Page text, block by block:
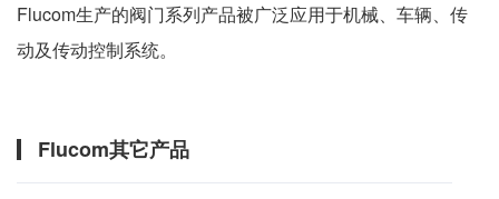
Flucom生产的阀门系列产品被广泛应用于机械、车辆、传
动及传动控制系统。
Flucom其它产品